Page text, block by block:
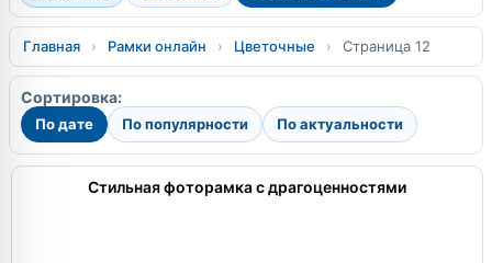
Главная › Рамки онлайн › Цветочные › Страница 12
Сортировка:
По дате По популярности По актуальности
Стильная фоторамка с драгоценностями